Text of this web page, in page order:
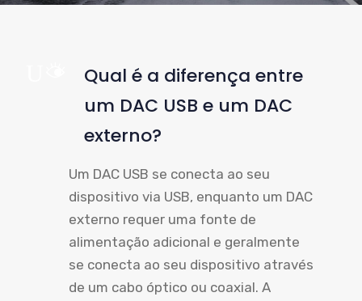
Qual é a diferença entre
um DAC USB e um DAC
externo?
Um DAC USB se conecta ao seu
dispositivo via USB, enquanto um DAC
externo requer uma fonte de
alimentação adicional e geralmente
se conecta ao seu dispositivo através
de um cabo óptico ou coaxial. A